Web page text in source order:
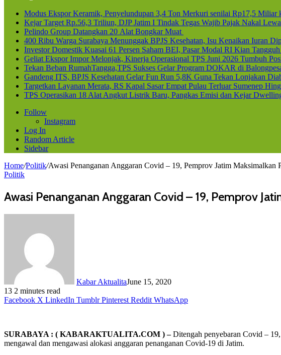
Modus Ekspor Keramik, Penyelundupan 3,4 Ton Merkuri senilai Rp17,5 Miliar
Kejar Target Rp.56,3 Triliun, DJP Jatim I Tindak Tegas Wajib Pajak Nakal
Pelindo Group Datangkan 20 Alat Bongkar Muat
400 Ribu Warga Surabaya Menunggak BPJS Kesehatan, Isu Kenaikan Iuran
Investor Domestik Kuasai 61 Persen Saham BEI, Pasar Modal RI Kian
Geliat Ekspor Impor Melonjak, Kinerja Operasional TPS Juni 2026 Tumbuh
Tekan Beban RumahTangga,TPS Sukses Gelar Program DOKAR di
Gandeng ITS, BPJS Kesehatan Gelar Fun Run 5,8K Guna Tekan Lonjakan
Targetkan Layanan Merata, RS Kapal Sasar Empat Pulau Terluar Sumenep
TPS Operasikan 18 Alat Angkut Listrik Baru, Pangkas Emisi dan Kejar
Follow
Instagram
Log In
Random Article
Sidebar
Home/Politik/Awasi Penanganan Anggaran Covid – 19, Pemprov Jatim Maksimalkan
Politik
Awasi Penanganan Anggaran Covid – 19, Pemprov
Kabar AktualitaJune 15, 2020
13 2 minutes read
Facebook X LinkedIn Tumblr Pinterest Reddit WhatsApp
SURABAYA : ( KABARAKTUALITA.COM ) –Ditengah penyebaran Covid –
mengawal dan mengawasi alokasi anggaran penanganan Covid-19 di Jatim.